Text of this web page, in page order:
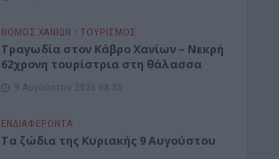
ΝΟΜΌΣ ΧΑΝΊΩΝ • ΤΟΥΡΙΣΜΟΣ
Τραγωδία στον Κάβρο Χανίων – Νεκρή
62χρονη τουρίστρια στη θάλασσα
9 Αυγούστου 2026 08:35
ΕΝΔΙΑΦΕΡΟΝΤΑ
Τα ζώδια της Κυριακής 9 Αυγούστου